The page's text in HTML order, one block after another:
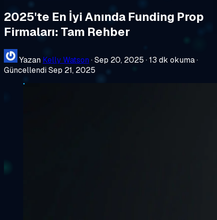
2025'te En İyi Anında Funding Prop
Firmaları: Tam Rehber
Yazan Kelly Watson ·Sep 20, 2025 ·13 dk okuma·
Güncellendi Sep 21, 2025